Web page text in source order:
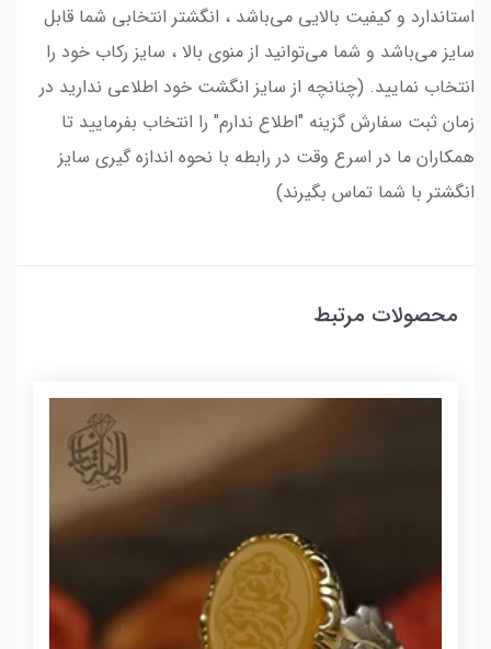
استاندارد و کیفیت بالایی می‌باشد ، انگشتر انتخابی شما قابل
سایز می‌باشد و شما می‌توانید از منوی بالا ، سایز رکاب خود را
انتخاب نمایید. (چنانچه از سایز انگشت خود اطلاعی ندارید در
زمان ثبت سفارش گزینه "اطلاع ندارم" را انتخاب بفرمایید تا
همکاران ما در اسرع وقت در رابطه با نحوه اندازه گیری سایز
انگشتر با شما تماس بگیرند)
محصولات مرتبط